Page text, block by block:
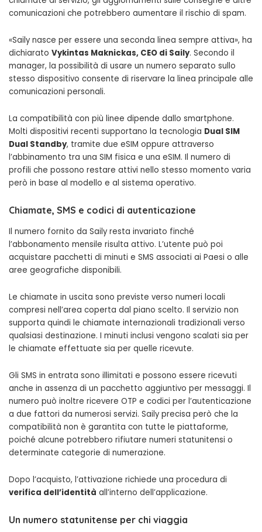
comunicazioni che potrebbero aumentare il rischio di spam.
«Saily nasce per essere una seconda linea sempre attiva», ha
dichiarato Vykintas Maknickas, CEO di Saily. Secondo il
manager, la possibilità di usare un numero separato sullo
stesso dispositivo consente di riservare la linea principale alle
comunicazioni personali.
La compatibilità con più linee dipende dallo smartphone.
Molti dispositivi recenti supportano la tecnologia Dual SIM
Dual Standby, tramite due eSIM oppure attraverso
l’abbinamento tra una SIM fisica e una eSIM. Il numero di
profili che possono restare attivi nello stesso momento varia
però in base al modello e al sistema operativo.
Chiamate, SMS e codici di autenticazione
Il numero fornito da Saily resta invariato finché
l’abbonamento mensile risulta attivo. L’utente può poi
acquistare pacchetti di minuti e SMS associati ai Paesi o alle
aree geografiche disponibili.
Le chiamate in uscita sono previste verso numeri locali
compresi nell’area coperta dal piano scelto. Il servizio non
supporta quindi le chiamate internazionali tradizionali verso
qualsiasi destinazione. I minuti inclusi vengono scalati sia per
le chiamate effettuate sia per quelle ricevute.
Gli SMS in entrata sono illimitati e possono essere ricevuti
anche in assenza di un pacchetto aggiuntivo per messaggi. Il
numero può inoltre ricevere OTP e codici per l’autenticazione
a due fattori da numerosi servizi. Saily precisa però che la
compatibilità non è garantita con tutte le piattaforme,
poiché alcune potrebbero rifiutare numeri statunitensi o
determinate categorie di numerazione.
Dopo l’acquisto, l’attivazione richiede una procedura di
verifica dell’identità all’interno dell’applicazione.
Un numero statunitense per chi viaggia